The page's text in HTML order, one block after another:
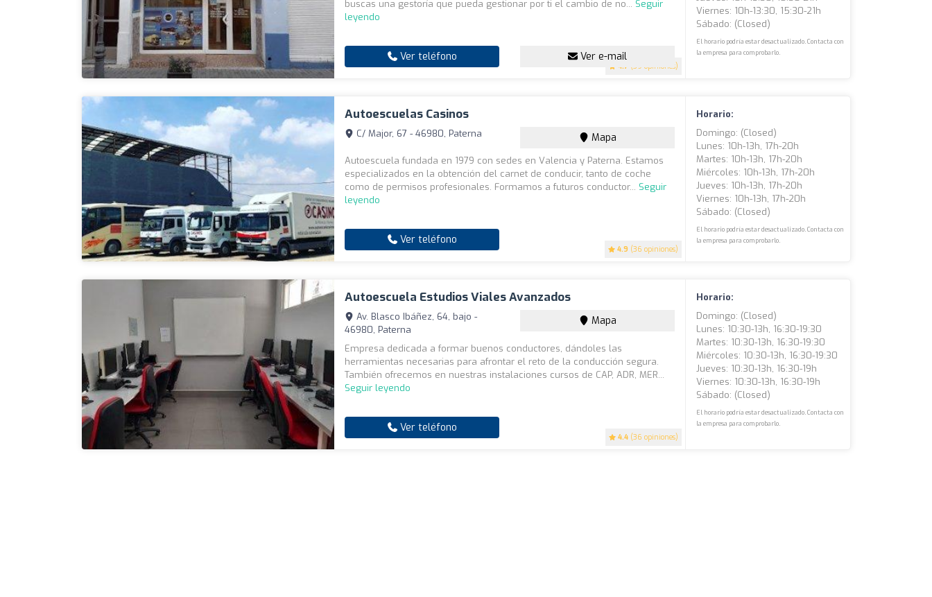
4.7 (39 opiniones)
buscas una gestoría que pueda gestionar por ti el cambio de no... Seguir
leyendo
Ver teléfono Ver e-mail
Viernes: 10h-13:30, 15:30-21h
Sábado: (closed)
El horario podría estar desactualizado. Contacta con
la empresa para comprobarlo.
Autoescuelas Casinos
4.9 (36 opiniones)
C/ Major, 67 - 46980, Paterna Mapa
Autoescuela fundada en 1979 con sedes en Valencia y Paterna. Estamos
especializados en la obtención del carnet de conducir, tanto de coche
como de permisos profesionales. Formamos a futuros conductor... Seguir
leyendo
Ver teléfono
Horario:
Domingo: (closed)
Lunes: 10h-13h, 17h-20h
Martes: 10h-13h, 17h-20h
Miércoles: 10h-13h, 17h-20h
Jueves: 10h-13h, 17h-20h
Viernes: 10h-13h, 17h-20h
Sábado: (closed)
El horario podría estar desactualizado. Contacta con
la empresa para comprobarlo.
Autoescuela Estudios Viales Avanzados
4.4 (36 opiniones)
Av. Blasco Ibáñez, 64, bajo -
46980, Paterna
Mapa
Empresa dedicada a formar buenos conductores, dándoles las
herramientas necesarias para afrontar el reto de la conducción segura.
También ofrecemos en nuestras instalaciones cursos de CAP, ADR, MER...
Seguir leyendo
Ver teléfono
Horario:
Domingo: (closed)
Lunes: 10:30-13h, 16:30-19:30
Martes: 10:30-13h, 16:30-19:30
Miércoles: 10:30-13h, 16:30-19:30
Jueves: 10:30-13h, 16:30-19h
Viernes: 10:30-13h, 16:30-19h
Sábado: (closed)
El horario podría estar desactualizado. Contacta con
la empresa para comprobarlo.